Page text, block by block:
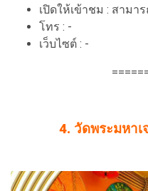
เปิดให้เข้าชม : สามา
โทร : -
เว็บไซต์ : -
4. วัดพระมหา